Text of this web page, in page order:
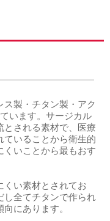
製・チタン製・アク
います。サージカル
とされる素材で、医療
ていることから衛生的
くいことから最もおす
くい素材とされてお
し全てチタンで作られ
にあります。